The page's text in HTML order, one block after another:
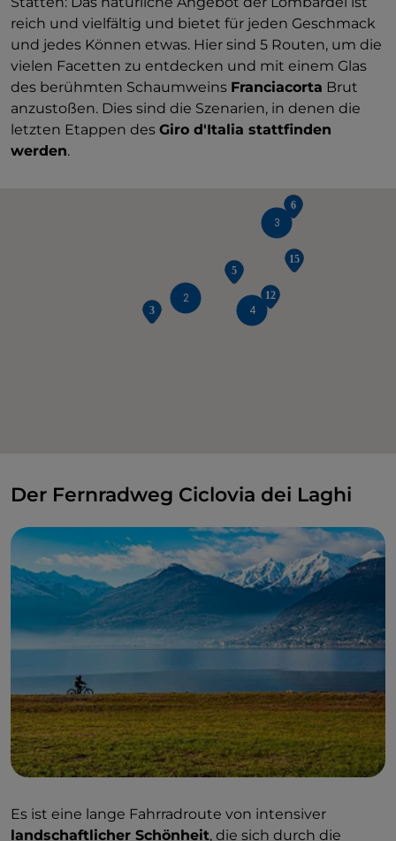
reich und vielfältig und bietet für jeden Geschmack
und jedes Können etwas. Hier sind 5 Routen, um die
vielen Facetten zu entdecken und mit einem Glas
des berühmten Schaumweins Franciacorta Brut
anzustoßen. Dies sind die Szenarien, in denen die
letzten Etappen des Giro d'Italia stattfinden
werden.
2
3
4
Der Fernradweg Ciclovia dei Laghi
Es ist eine lange Fahrradroute von intensiver
landschaftlicher Schönheit, die sich durch die